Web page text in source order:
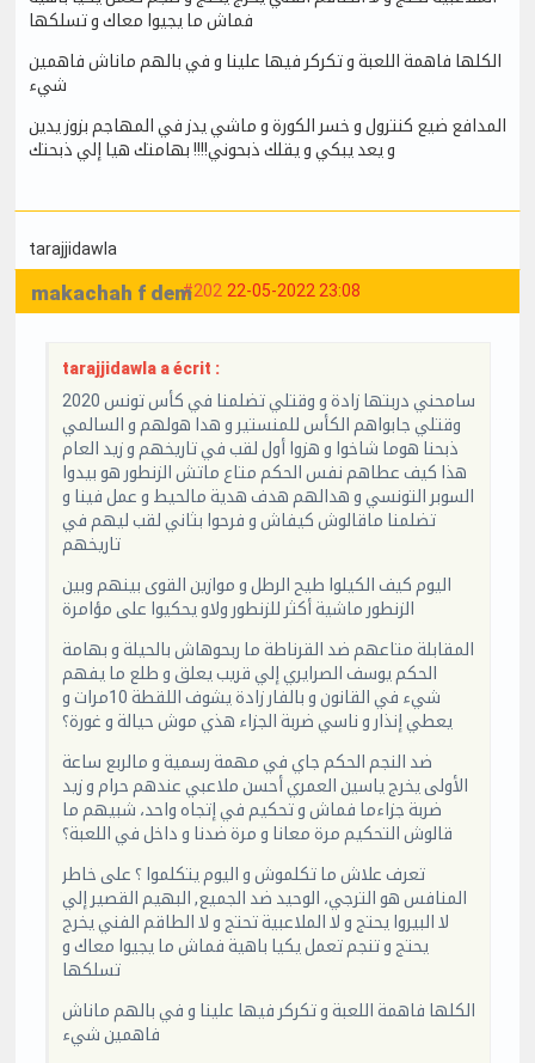
فماش ما يجيوا معاك و تسلكها
الكلها فاهمة اللعبة و تكركر فيها علينا و في بالهم ماناش فاهمين
شيء
المدافع ضيع كنترول و خسر الكورة و ماشي يدز في المهاجم بزوز يدين
و يعد يبكي و يقلك ذبحوني!!!! بهامتك هيا إلي ذبحتك
tarajjidawla
#202 22-05-2022 23:08
makachah f dem
tarajjidawla a écrit :
سامحني دربتها زادة و وقتلي تضلمنا في كأس تونس 2020
وقتلي جابواهم الكأس للمنستير و هدا هولهم و السالمي
ذبحنا هوما شاخوا و هزوا أول لقب في تاريخهم و زيد العام
هذا كيف عطاهم نفس الحكم متاع ماتش الزنطور هو بيدوا
السوبر التونسي و هدالهم هدف هدية مالحيط و عمل فينا و
تضلمنا ماقالوش كيفاش و فرحوا بثاني لقب ليهم في
تاريخهم
اليوم كيف الكيلوا طيح الرطل و موازين القوى بينهم وبين
الزنطور ماشية أكثر للزنطور ولاو يحكيوا على مؤامرة
المقابلة متاعهم ضد القرناطة ما ربحوهاش بالحيلة و بهامة
الحكم يوسف الصرايري إلي قريب يعلق و طلع ما يفهم
شيء في القانون و بالفار زادة يشوف اللقطة 10مرات و
يعطي إنذار و ناسي ضربة الجزاء هذي موش حيالة و غورة؟
ضد النجم الحكم جاي في مهمة رسمية و مالربع ساعة
الأولى يخرج ياسين العمري أحسن ملاعبي عندهم حرام و زيد
ضربة جزاءما فماش و تحكيم في إتجاه واحد، شبيهم ما
قالوش التحكيم مرة معانا و مرة ضدنا و داخل في اللعبة؟
تعرف علاش ما تكلموش و اليوم يتكلموا ؟ على خاطر
المنافس هو الترجي، الوحيد ضد الجميع, البهيم القصير إلي
لا البيروا يحتج و لا الملاعبية تحتج و لا الطاقم الفني يخرج
يحتج و تنجم تعمل يكيا باهية فماش ما يجيوا معاك و
تسلكها
الكلها فاهمة اللعبة و تكركر فيها علينا و في بالهم ماناش
فاهمين شيء